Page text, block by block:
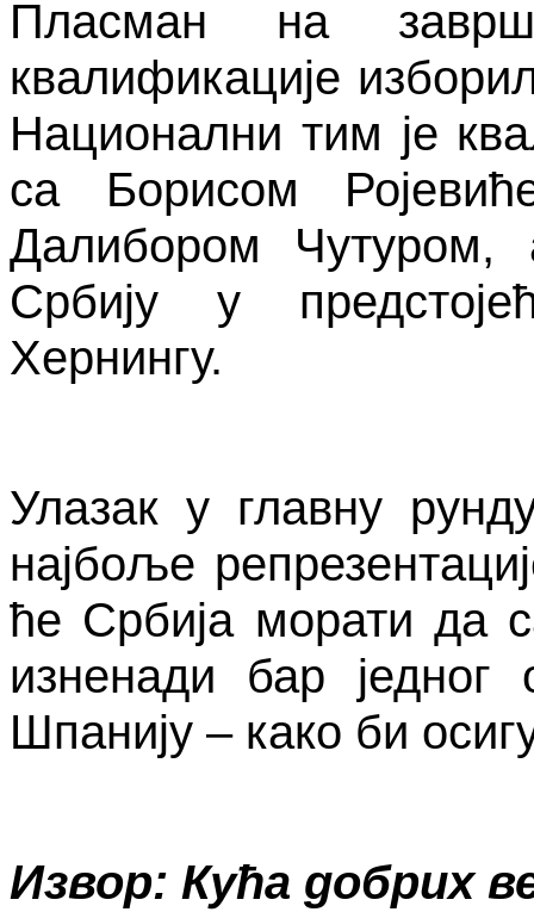
Пласман на
квалификације
Национални тим је
са Борисом
Далибором Чутуром,
Србију у
Хернингу.
Улазак у главну
најбоље
ће Србија морати да
изненади бар
Шпанију – како би
Извор: Кућа добрих